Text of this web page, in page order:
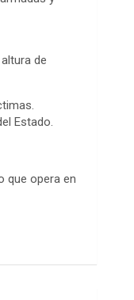
de
Estado.
que opera en